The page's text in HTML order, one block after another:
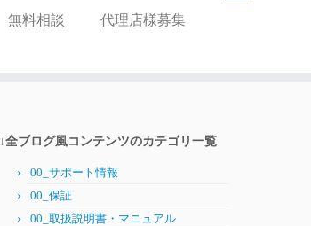
無料相談
代理店様募集
↓全ブログ風コンテンツのカテゴリ一覧
00_サポート情報
00_保証
00_取扱説明書・マニュアル